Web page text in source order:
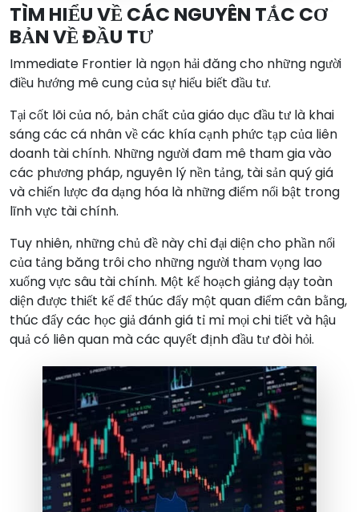
TÌM HIỂU VỀ CÁC NGUYÊN TẮC CƠ
BẢN VỀ ĐẦU TƯ
Immediate Frontier là ngọn hải đăng cho những người
điều hướng mê cung của sự hiểu biết đầu tư.
Tại cốt lõi của nó, bản chất của giáo dục đầu tư là khai
sáng các cá nhân về các khía cạnh phức tạp của liên
doanh tài chính. Những người đam mê tham gia vào
các phương pháp, nguyên lý nền tảng, tài sản quý giá
và chiến lược đa dạng hóa là những điểm nổi bật trong
lĩnh vực tài chính.
Tuy nhiên, những chủ đề này chỉ đại diện cho phần nổi
của tảng băng trôi cho những người tham vọng lao
xuống vực sâu tài chính. Một kế hoạch giảng dạy toàn
diện được thiết kế để thúc đẩy một quan điểm cân bằng,
thúc đẩy các học giả đánh giá tỉ mỉ mọi chi tiết và hậu
quả có liên quan mà các quyết định đầu tư đòi hỏi.